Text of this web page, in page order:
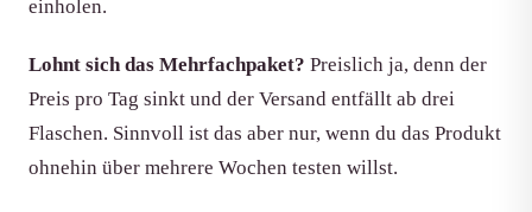
einholen.
Lohnt sich das Mehrfachpaket? Preislich ja, denn der
Preis pro Tag sinkt und der Versand entfällt ab drei
Flaschen. Sinnvoll ist das aber nur, wenn du das Produkt
ohnehin über mehrere Wochen testen willst.